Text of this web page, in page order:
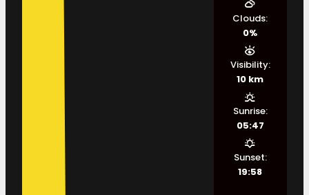
Clouds:
0%
Visibility:
10 km
Sunrise:
05:47
Sunset:
19:58